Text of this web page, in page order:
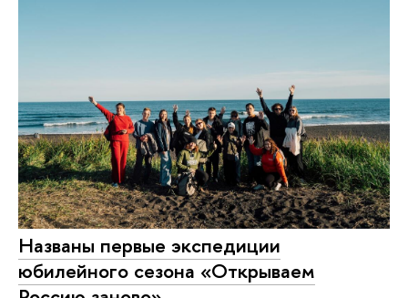
Названы первые экспедиции
юбилейного сезона «Открываем